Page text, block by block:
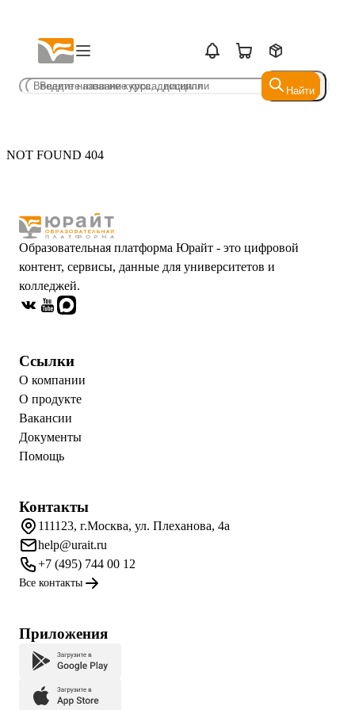
Найти
Найти
NOT FOUND 404
Образовательная платформа Юрайт - это цифровой
контент, сервисы, данные для университетов и
колледжей.
Ссылки
О компании
О продукте
Вакансии
Документы
Помощь
Контакты
111123, г.Москва, ул. Плеханова, 4а
help@urait.ru
+7 (495) 744 00 12
Все контакты
Приложения